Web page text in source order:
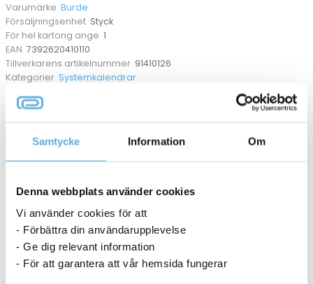
Samtycke Information Om
Denna webbplats använder cookies
Vi använder cookies för att
- Förbättra din användarupplevelse
- Ge dig relevant information
- För att garantera att vår hemsida fungerar
Varumärke Burde
Försäljningsenhet Styck
För hel kartong ange 1
EAN 7392620410110
Tillverkarens artikelnummer 91410126
Kategorier Systemkalendrar
ANDRA KÖPTE OCKSÅ